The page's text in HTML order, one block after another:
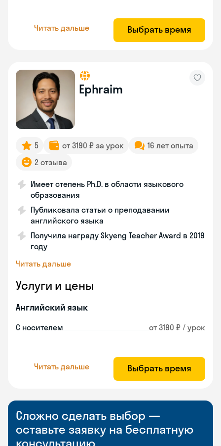
Читать дальше Выбрать время
Ephraim
5 от 3190 ₽ за урок
16 лет опыта
2 отзыва
Имеет степень Ph.D. в области языкового
образования
Публиковала статьи о преподавании
английского языка
Получила награду Skyeng Teacher Award в 2019
году
Читать дальше
Услуги и цены
Английский язык
С носителем от 3190 ₽ / урок
Читать дальше Выбрать время
Сложно сделать выбор —
оставьте заявку на бесплатную
консультацию